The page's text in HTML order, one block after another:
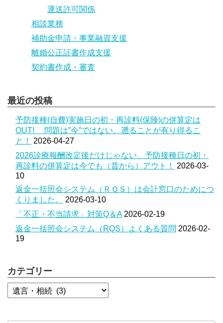
運送許可関係
相談業務
補助金申請・事業融資支援
離婚公正証書作成支援
契約書作成・審査
最近の投稿
予防接種(自費)実施日の初・再診料(保険)の併算定は
OUT! 問題は”今”ではない。遡ることが有り得るこ
と！
2026-04-27
2026診療報酬改定後だけじゃない、予防接種日の初・
再診料の併算定は今でも（昔から）アウト！
2026-03-
10
返金一括照会システム（ＲＱＳ）は会計窓口のためにつ
くりました。
2026-03-10
「不正・不当請求」対策Q＆A 2026-02-19
返金一括照会システム（RQS）よくある質問 2026-02-
19
カテゴリー